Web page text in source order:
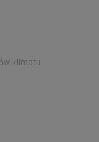
klimatu